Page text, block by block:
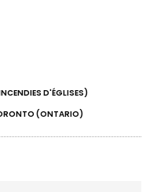
D'ÉGLISES)
(ONTARIO)